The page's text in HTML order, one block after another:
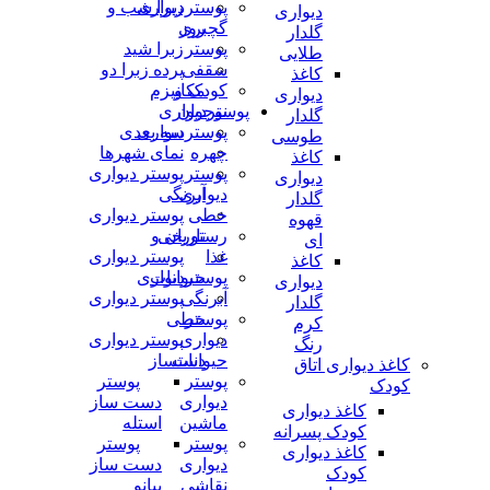
زبرا شب و
روز
زبرا شید
پرده زبرا دو
مکانیزم
پوستردیواری
سه بعدی
نمای شهرها
پوستر دیواری
آبرنگی
پوستر دیواری
تاریخی
پوستر دیواری
حیوانات
پوستر دیواری
خطی
پوستر دیواری
دستساز
پوستر
دست ساز
استله
پوستر
دست ساز
پیانو
دیواری
گلدار
طلایی
کاغذ
دیواری
گلدار
طوسی
کاغذ
دیواری
گلدار
قهوه
ای
کاغذ
دیواری
گلدار
کرم
رنگ
کاغذ دیواری اتاق
کودک
کاغذ دیواری
کودک پسرانه
کاغذ دیواری
کودک
پوستردیواری
گچبری
پوستر
سقفی
کودک و
نوجوان
پوستردیواری
چهره
پوستر
دیواری
خطی
رستوران و
غذا
پوستردیواری
آبرنگی
پوستر
دیواری
حیوانات
پوستر
دیواری
ماشین
پوستر
دیواری
نقاشی